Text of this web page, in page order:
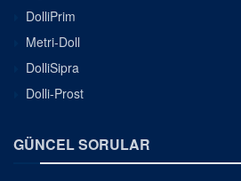
DolliPrim
Metri-Doll
DolliSipra
Dolli-Prost
GÜNCEL SORULAR